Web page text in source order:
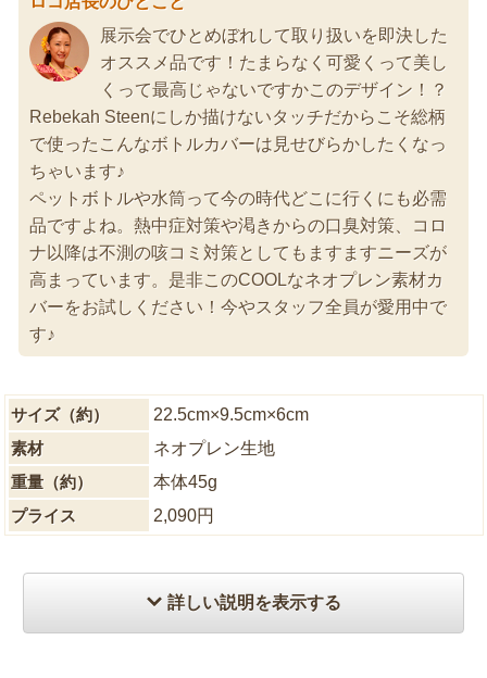
展示会でひとめぼれして取り扱いを即決した
オススメ品です！たまらなく可愛くって美し
くって最高じゃないですかこのデザイン！？
Rebekah Steenにしか描けないタッチだからこそ総柄
で使ったこんなボトルカバーは見せびらかしたくなっ
ちゃいます♪
ペットボトルや水筒って今の時代どこに行くにも必需
品ですよね。熱中症対策や渇きからの口臭対策、コロ
ナ以降は不測の咳コミ対策としてもますますニーズが
高まっています。是非このCOOLなネオプレン素材カ
バーをお試しください！今やスタッフ全員が愛用中で
す♪
サイズ（約）
22.5cm×9.5cm×6cm
素材
ネオプレン生地
重量（約）
本体45g
プライス
2,090円
詳しい説明を表示する